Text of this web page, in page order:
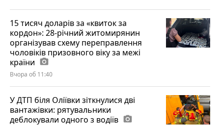
15 тисяч доларів за «квиток за
кордон»: 28-річний житомирянин
організував схему переправлення
чоловіків призовного віку за межі
країни photo_camera
Вчора об 11:40
У ДТП біля Оліївки зіткнулися дві
вантажівки: рятувальники
деблокували одного з водіїв photo_camera